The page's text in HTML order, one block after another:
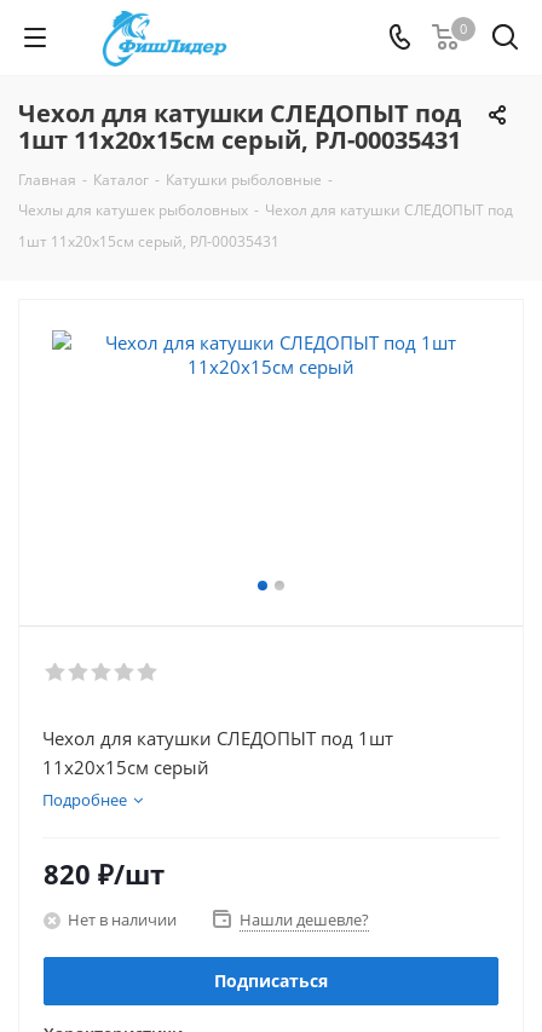
0
Чехол для катушки СЛЕДОПЫТ под
1шт 11х20х15см серый, РЛ-00035431
Главная - Каталог - Катушки рыболовные -
Чехлы для катушек рыболовных - Чехол для катушки СЛЕДОПЫТ под
1шт 11х20х15см серый, РЛ-00035431
Чехол для катушки СЛЕДОПЫТ под 1шт
11х20х15см серый
Подробнее
820 ₽/шт
Нет в наличии Нашли дешевле?
Подписаться